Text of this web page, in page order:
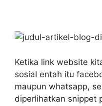
Ketika link website
sosial entah itu
maupun whatsapp,
diperlihatkan snippet